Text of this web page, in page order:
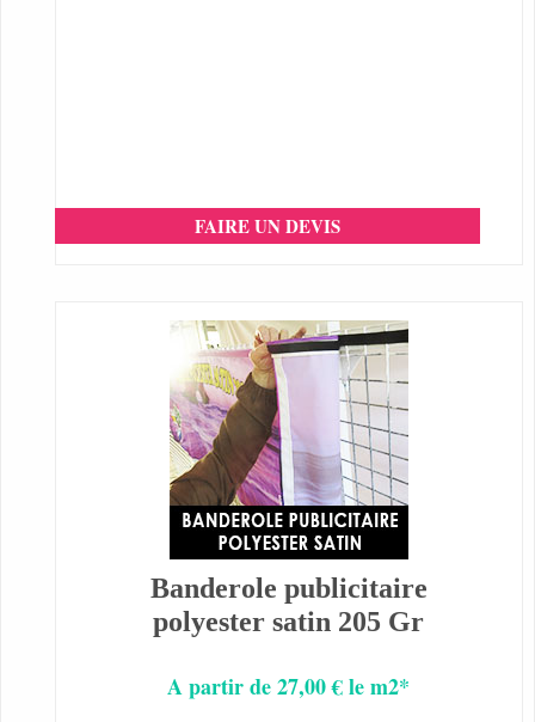
FAIRE UN DEVIS
Banderole publicitaire
polyester satin 205 Gr
A partir de 27,00 € le m2*